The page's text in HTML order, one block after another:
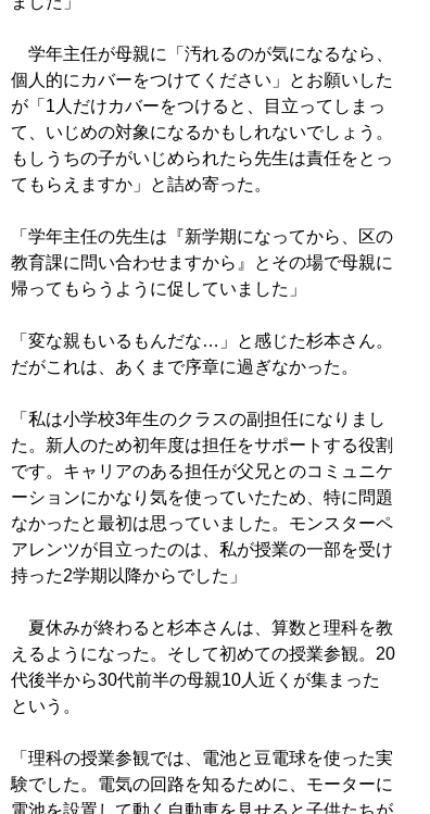
学年主任が母親に「汚れるのが気になるなら、
個人的にカバーをつけてください」とお願いした
が「1人だけカバーをつけると、目立ってしまっ
て、いじめの対象になるかもしれないでしょう。
もしうちの子がいじめられたら先生は責任をとっ
てもらえますか」と詰め寄った。
「学年主任の先生は『新学期になってから、区の
教育課に問い合わせますから』とその場で母親に
帰ってもらうように促していました」
「変な親もいるもんだな…」と感じた杉本さん。
だがこれは、あくまで序章に過ぎなかった。
「私は小学校3年生のクラスの副担任になりまし
た。新人のため初年度は担任をサポートする役割
です。キャリアのある担任が父兄とのコミュニケ
ーションにかなり気を使っていたため、特に問題
なかったと最初は思っていました。モンスターペ
アレンツが目立ったのは、私が授業の一部を受け
持った2学期以降からでした」
夏休みが終わると杉本さんは、算数と理科を教
えるようになった。そして初めての授業参観。20
代後半から30代前半の母親10人近くが集まった
という。
「理科の授業参観では、電池と豆電球を使った実
験でした。電気の回路を知るために、モーターに
電池を設置して動く自動車を見せると子供たちが